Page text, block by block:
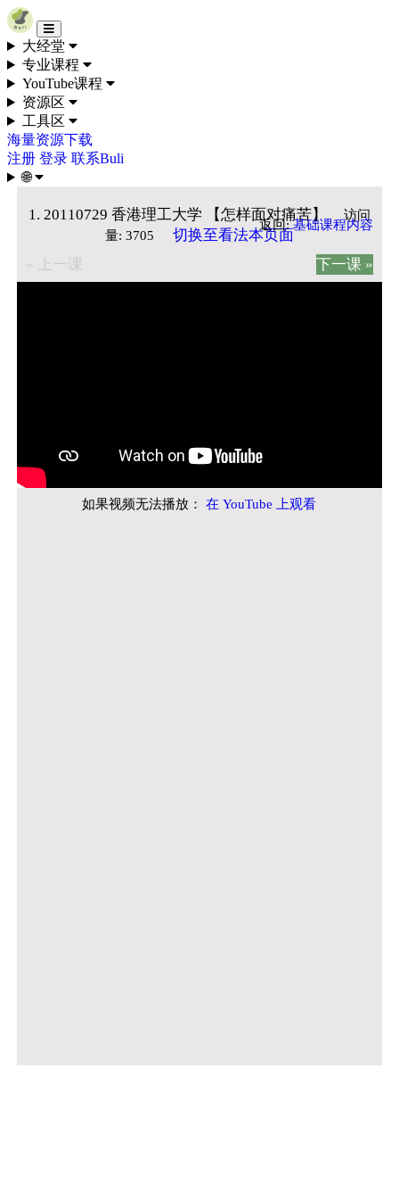
Skip to content
大经堂
专业课程
YouTube课程
资源区
工具区
海量资源下载
注册 登录 联系Buli
🌐
1. 20110729 香港理工大学 【怎样面对痛苦】
访问
量: 3705
切换至看法本页面
返回:基础课程内容
« 上一课 下一课 »
如果视频无法播放： 在 YouTube 上观看